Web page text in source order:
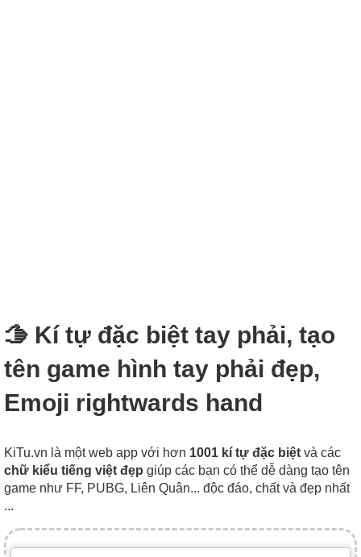
🫱 Kí tự đặc biệt tay phải, tạo
tên game hình tay phải đẹp,
Emoji rightwards hand
KiTu.vn là một web app với hơn 1001 kí tự đặc biệt và các
chữ kiểu tiếng việt đẹp giúp các bạn có thể dễ dàng tạo tên
game như FF, PUBG, Liên Quân... độc đáo, chất và đẹp nhất
...